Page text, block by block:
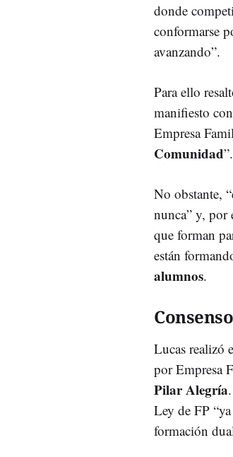
donde
conformarse
avanzando”.
Para ello
manifiesto
Empresa
Comunidad”.
No obstante,
nunca” y, por
que forman
están
alumnos.
Lucas realizó
por Empresa
Pilar Alegría
Ley de FP
formación